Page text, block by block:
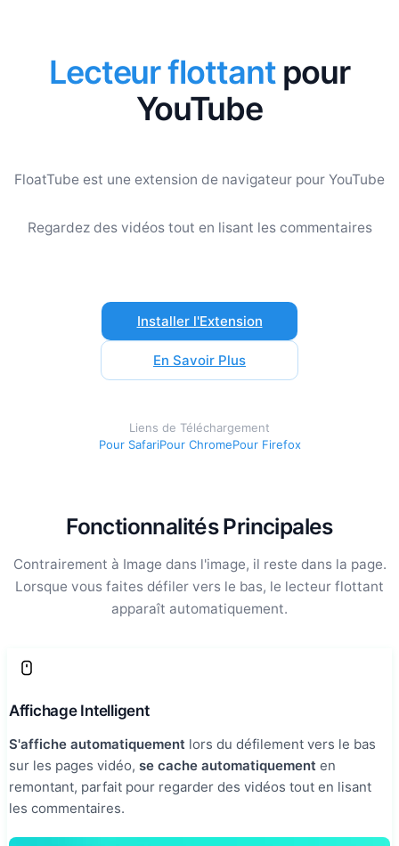
Lecteur flottantpour
YouTube
FloatTube est une extension de navigateur pour YouTube
Regardez des vidéos tout en lisant les commentaires
Installer l'Extension
En Savoir Plus
Liens de Téléchargement
Pour SafariPour ChromePour Firefox
Fonctionnalités Principales
Contrairement à Image dans l'image, il reste dans la page.
Lorsque vous faites défiler vers le bas, le lecteur flottant
apparaît automatiquement.
Affichage Intelligent
S'affiche automatiquement lors du défilement vers le bas
sur les pages vidéo, se cache automatiquement en
remontant, parfait pour regarder des vidéos tout en lisant
les commentaires.